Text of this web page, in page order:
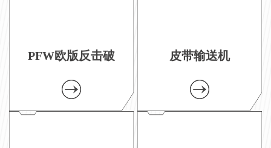
PFW欧版反击破 皮带输送机